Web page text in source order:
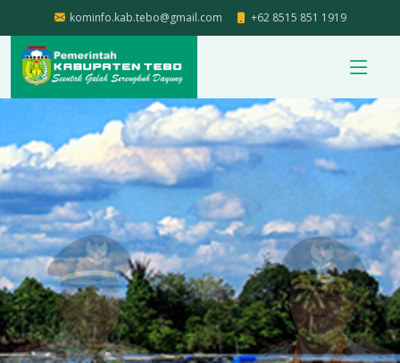
kominfo.kab.tebo@gmail.com +62 8515 851 1919